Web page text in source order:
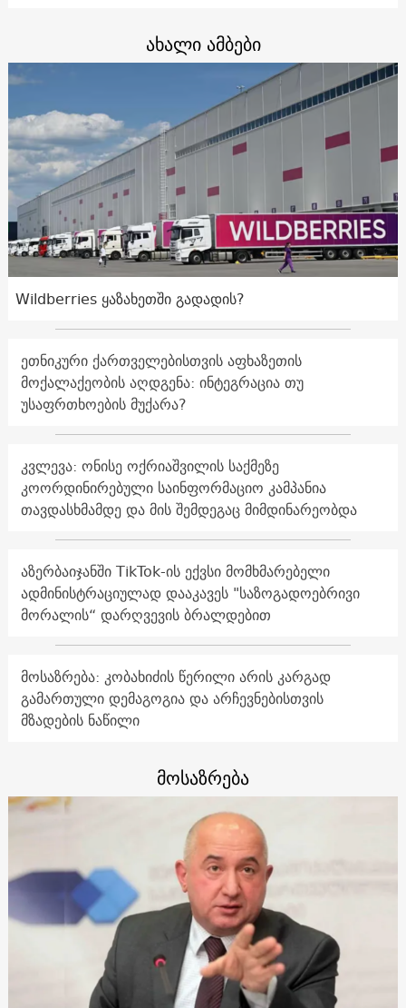
ახალი ამბები
Wildberries ყაზახეთში გადადის?
ეთნიკური ქართველებისთვის აფხაზეთის
მოქალაქეობის აღდგენა: ინტეგრაცია თუ
უსაფრთხოების მუქარა?
კვლევა: ონისე ოქრიაშვილის საქმეზე
კოორდინირებული საინფორმაციო კამპანია
თავდასხმამდე და მის შემდეგაც მიმდინარეობდა
აზერბაიჯანში TikTok-ის ექვსი მომხმარებელი
ადმინისტრაციულად დააკავეს "საზოგადოებრივი
მორალის“ დარღვევის ბრალდებით
მოსაზრება: კობახიძის წერილი არის კარგად
გამართული დემაგოგია და არჩევნებისთვის
მზადების ნაწილი
მოსაზრება